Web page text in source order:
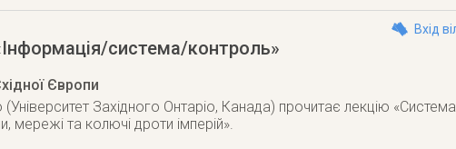
Вхід
система/контроль»
Європи
Західного Онтаріо, Канада) прочитає лекцію «Система
та колючі дроти імперій».